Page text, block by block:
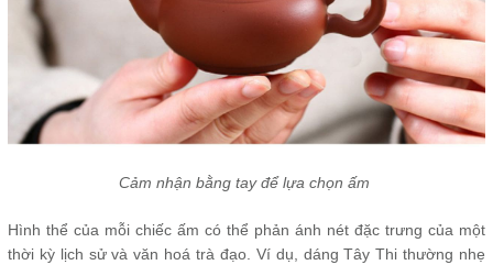
Cảm nhận bằng tay để lựa chọn ấm
Hình thể của mỗi chiếc ấm có thể phản ánh nét đặc trưng của một
thời kỳ lịch sử và văn hoá trà đạo. Ví dụ, dáng Tây Thi thường nhẹ